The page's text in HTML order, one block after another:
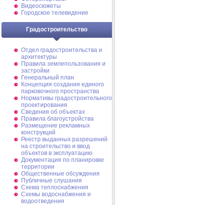
Видеосюжеты
Городское телевидение
Градостроительство
Отдел градостроительства и
архитектуры
Правила землепользования и
застройки
Генеральный план
Концепция создания единого
парковочного пространства
Нормативы градостроительного
проектирования
Сведения об объектах
Правила благоустройства
Размещение рекламных
конструкций
Реестр выданных разрешений
на строительство и ввод
объектов в эксплуатацию
Документация по планировке
территории
Общественные обсуждения
Публичные слушания
Схема теплоснабжения
Схемы водоснабжения и
водоотведения